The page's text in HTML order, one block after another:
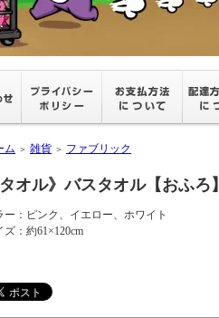
ム ＞ 雑貨 ＞ ファブリック
タオル》バスタオル【おふろ】
ー：ピンク、イエロー、ホワイト
ズ：約61×120cm